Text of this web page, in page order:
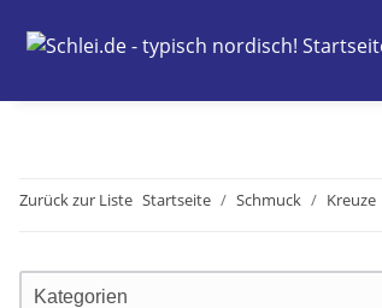
Zurück zur Liste Startseite Schmuck Kreuze
Kategorien